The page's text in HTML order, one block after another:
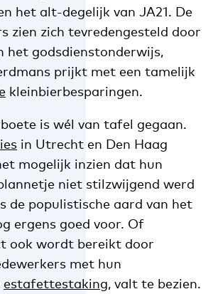
het alt-degelijk van JA21. De
zien zich tevredengesteld door
het godsdienstonderwijs,
prijkt met een tamelijk
kleinbierbesparingen.
is wél van tafel gegaan.
in Utrecht en Den Haag
mogelijk inzien dat hun
niet stilzwijgend werd
de populistische aard van het
ergens goed voor. Of
ook wordt bereikt door
met hun
estafettestaking, valt te bezien.